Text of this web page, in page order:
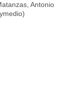
Antonio